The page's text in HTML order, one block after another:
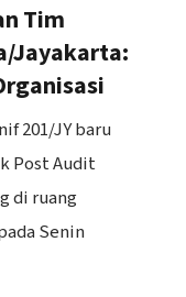
Tim
Jayakarta:
201/JY baru
Post Audit
di ruang
Senin